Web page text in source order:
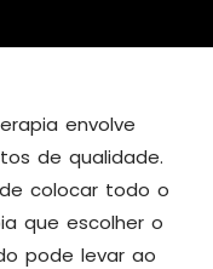
envolve
de qualidade.
colocar todo o
que escolher o
pode levar ao